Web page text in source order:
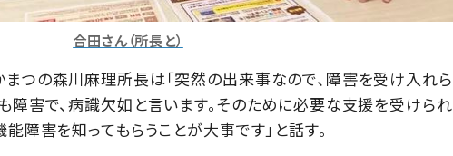
合田さん（所長と）
つの森川麻理所長は「突然の出来事なので、障害を受け入れら
障害で、病識欠如と言います。そのために必要な支援を受けられ
障害を知ってもらうことが大事です」と話す。